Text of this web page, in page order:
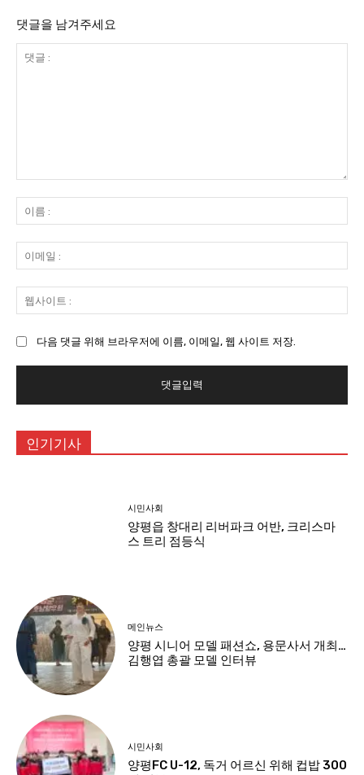
댓글을 남겨주세요
:
름
:
메
일
사
:
다음 댓글 위해 브라우저에 이름, 이메일, 웹 사이트 저장.
인기기사
시민사회
양평읍 창대리 리버파크 어반, 크리스마
스 트리 점등식
메인뉴스
양평 시니어 모델 패션쇼, 용문사서 개최…
김행엽 총괄 모델 인터뷰
시민사회
양평FC U-12, 독거 어르신 위해 컵밥 300